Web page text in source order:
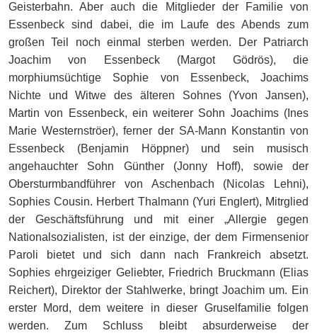
Geisterbahn. Aber auch die Mitglieder der Familie von
Essenbeck sind dabei, die im Laufe des Abends zum
großen Teil noch einmal sterben werden. Der Patriarch
Joachim von Essenbeck (Margot Gödrös), die
morphiumsüchtige Sophie von Essenbeck, Joachims
Nichte und Witwe des älteren Sohnes (Yvon Jansen),
Martin von Essenbeck, ein weiterer Sohn Joachims (Ines
Marie Westernströer), ferner der SA-Mann Konstantin von
Essenbeck (Benjamin Höppner) und sein musisch
angehauchter Sohn Günther (Jonny Hoff), sowie der
Obersturmbandführer von Aschenbach (Nicolas Lehni),
Sophies Cousin. Herbert Thalmann (Yuri Englert), Mitrglied
der Geschäftsführung und mit einer „Allergie gegen
Nationalsozialisten, ist der einzige, der dem Firmensenior
Paroli bietet und sich dann nach Frankreich absetzt.
Sophies ehrgeiziger Geliebter, Friedrich Bruckmann (Elias
Reichert), Direktor der Stahlwerke, bringt Joachim um. Ein
erster Mord, dem weitere in dieser Gruselfamilie folgen
werden. Zum Schluss bleibt absurderweise der